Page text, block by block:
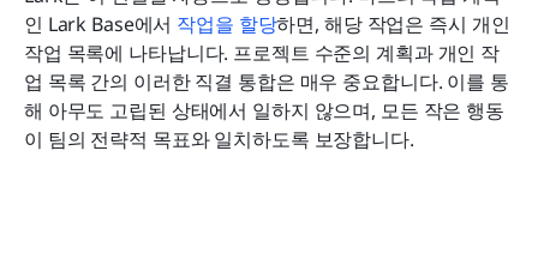
인 Lark Base에서 작업을 할당하면, 해당 작업은 즉시 개인
작업 목록에 나타납니다. 프로젝트 수준의 계획과 개인 작
업 목록 간의 이러한 직결 통합은 매우 중요합니다. 이를 통
해 아무도 고립된 상태에서 일하지 않으며, 모든 작은 행동
이 팀의 전략적 목표와 일치하도록 보장합니다.